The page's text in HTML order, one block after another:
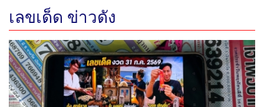
เลขเด็ด ข่าวดัง